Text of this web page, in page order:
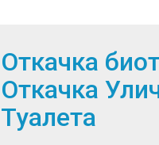
Откачка
Откачка
Туалета